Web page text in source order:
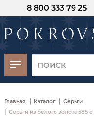
8 800 333 79 25
Главная | Каталог | Серьги
| Серьги из белого золота 585
-30%
от
момента оплаты